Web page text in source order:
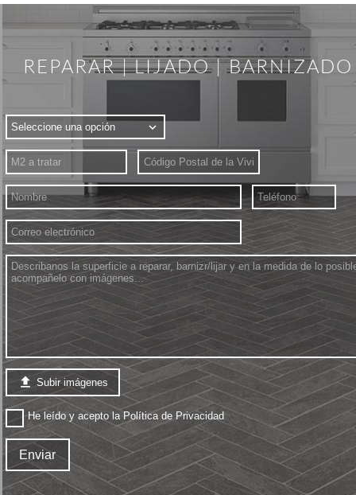
 Subir imágenes
He leído y acepto laPolítica de Privacidad
Enviar
REPARAR | LIJADO | BARNIZADO